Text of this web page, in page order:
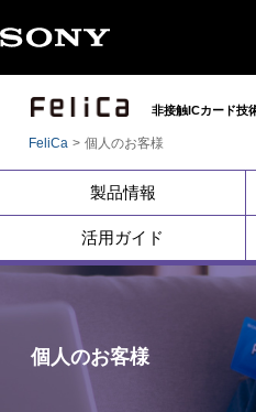
非接触ICカード技
FeliCa 個人のお客様
製品情報
活用ガイド
個人のお客様